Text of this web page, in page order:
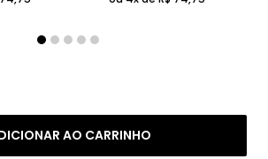
AO CARRINHO